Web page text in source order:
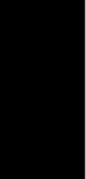
es clave para hacer
Queremos
pero
en la ficha
o el elenco?